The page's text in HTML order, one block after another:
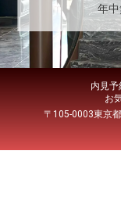
年
内見
お
〒105-0003東京